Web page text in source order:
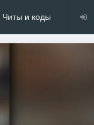
Читы и коды